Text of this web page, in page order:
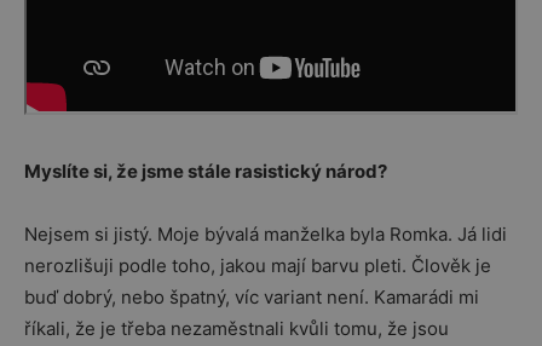
Myslíte si, že jsme stále rasistický národ?
Nejsem si jistý. Moje bývalá manželka byla Romka. Já lidi
nerozlišuji podle toho, jakou mají barvu pleti. Člověk je
buď dobrý, nebo špatný, víc variant není. Kamarádi mi
říkali, že je třeba nezaměstnali kvůli tomu, že jsou